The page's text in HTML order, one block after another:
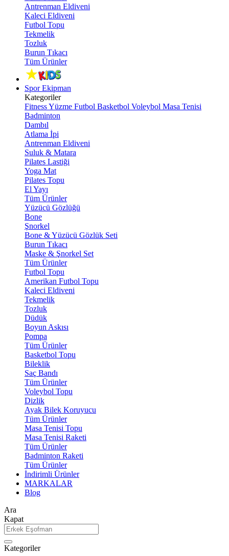
Antrenman Eldiveni
Kaleci Eldiveni
Futbol Topu
Tekmelik
Tozluk
Burun Tıkacı
Tüm Ürünler
Spor Ekipman
Kategoriler
FitnessYüzme Futbol Basketbol Voleybol Masa Tenisi
Badminton
Dambıl
Atlama İpi
Antrenman Eldiveni
Suluk & Matara
Pilates Lastiği
Yoga Mat
Pilates Topu
El Yayı
Tüm Ürünler
Yüzücü Gözlüğü
Bone
Şnorkel
Bone & Yüzücü Gözlük Seti
Burun Tıkacı
Maske & Şnorkel Set
Tüm Ürünler
Futbol Topu
Amerikan Futbol Topu
Kaleci Eldiveni
Tekmelik
Tozluk
Düdük
Boyun Askısı
Pompa
Tüm Ürünler
Basketbol Topu
Bileklik
Saç Bandı
Tüm Ürünler
Voleybol Topu
Dizlik
Ayak Bilek Koruyucu
Tüm Ürünler
Masa Tenisi Topu
Masa Tenisi Raketi
Tüm Ürünler
Badminton Raketi
Tüm Ürünler
İndirimli Ürünler
MARKALAR
Blog
Ara
Kapat
Kategoriler